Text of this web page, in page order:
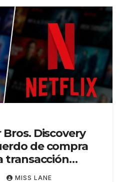
Discovery
de compra
transacción
MISS LANE